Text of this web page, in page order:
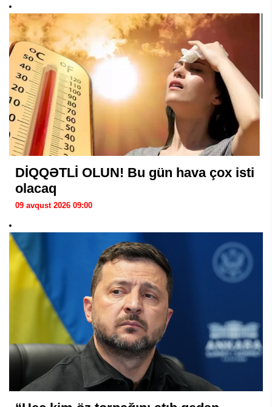
DİQQƏTLİ OLUN! Bu gün hava çox isti
olacaq
09 avqust 2026 09:00